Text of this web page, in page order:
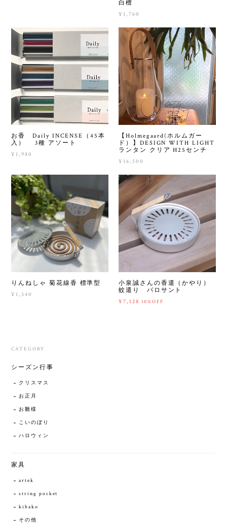
白檀
¥1,760
お香 Daily INCENSE（45本
入） 3種 アソート
¥1,980
【Holmegaard(ホルムガー
ド）】DESIGN WITH LIGHT
ランタン クリア H25センチ
¥16,500
りんねしゃ 菊花線香 標準型
¥1,540
小泉誠さんの香遣（かやり）
蚊遣り パロサント
¥7,128 10%OFF
CATEGORY
シーズン行事
クリスマス
お正月
お雛様
こいのぼり
ハロウィン
家具
artek
string pocket
kibako
その他